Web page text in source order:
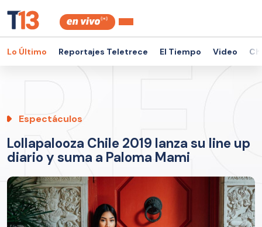
Lo Último Reportajes Teletrece El Tiempo Video
Espectáculos
Lollapalooza Chile 2019 lanza su line up
diario y suma a Paloma Mami